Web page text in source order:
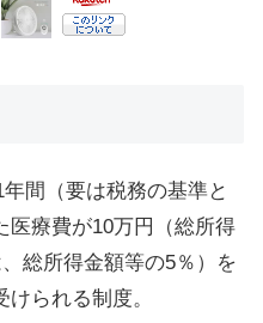
間（要は税務の基準と
医療費が10万円（総所得
総所得金額等の5％）を
られる制度。